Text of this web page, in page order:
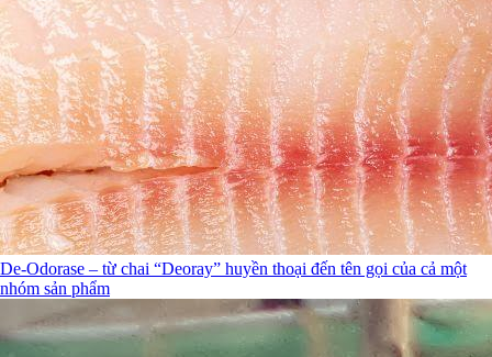
De-Odorase – từ chai “Deoray” huyền thoại đến tên gọi của cả một
nhóm sản phẩm